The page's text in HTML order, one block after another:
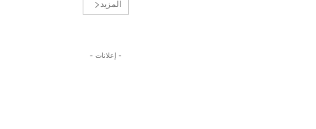
المزيد
- إعلانات -